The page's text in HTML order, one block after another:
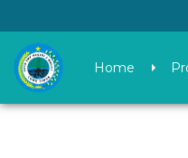
Home